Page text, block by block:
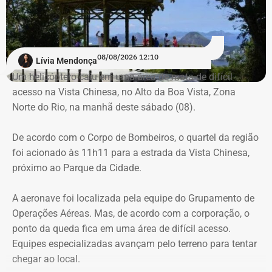
criança de 2 anos — Foto: Reprodução.
O pedido de Búzios à Justiça
Em caráter urgente, antes da apresentação da defesa das
empresas, a prefeitura solicitou:
Preservação integral dos registros dos nove perfis;
Há registro de fogo na região, e militares especializados
em combate a incêndios florestais também foram
mobilizados.
Para dar apoio às buscas do Corpo de Bombeiros, o
ICMBio informou que um pequeno e restrito trecho da
Estrada da Vista Chinesa, em frente ao pagode chinês da
Vista Chinesa, foi interditado. A Vista Chinesa fica dentro
Lívia Mendonça08/08/2026 12:10
Um helicóptero caiu em uma área de mata de difícil
acesso na Vista Chinesa, no Alto da Boa Vista, Zona
Norte do Rio, na manhã deste sábado (08).
De acordo com o Corpo de Bombeiros, o quartel da região
foi acionado às 11h11 para a estrada da Vista Chinesa,
próximo ao Parque da Cidade.
A aeronave foi localizada pela equipe do Grupamento de
Operações Aéreas. Mas, de acordo com a corporação, o
ponto da queda fica em uma área de difícil acesso.
Equipes especializadas avançam pelo terreno para tentar
chegar ao local.